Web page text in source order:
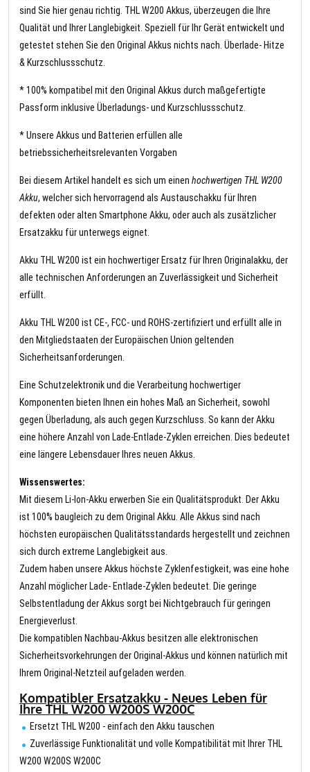
sind Sie hier genau richtig. THL W200 Akkus, überzeugen die Ihre
Qualität und Ihrer Langlebigkeit. Speziell für Ihr Gerät entwickelt und
getestet stehen Sie den Original Akkus nichts nach. Überlade- Hitze
& Kurzschlussschutz.
* 100% kompatibel mit den Original Akkus durch maßgefertigte
Passform inklusive Überladungs- und Kurzschlussschutz.
* Unsere Akkus und Batterien erfüllen alle
betriebssicherheitsrelevanten Vorgaben
Bei diesem Artikel handelt es sich um einen hochwertigen THL W200
Akku, welcher sich hervorragend als Austauschakku für Ihren
defekten oder alten Smartphone Akku, oder auch als zusätzlicher
Ersatzakku für unterwegs eignet.
Akku THL W200 ist ein hochwertiger Ersatz für Ihren Originalakku, der
alle technischen Anforderungen an Zuverlässigkeit und Sicherheit
erfüllt.
Akku THL W200 ist CE-, FCC- und ROHS-zertifiziert und erfüllt alle in
den Mitgliedstaaten der Europäischen Union geltenden
Sicherheitsanforderungen.
Eine Schutzelektronik und die Verarbeitung hochwertiger
Komponenten bieten Ihnen ein hohes Maß an Sicherheit, sowohl
gegen Überladung, als auch gegen Kurzschluss. So kann der Akku
eine höhere Anzahl von Lade-Entlade-Zyklen erreichen. Dies bedeutet
eine längere Lebensdauer Ihres neuen Akkus.
Wissenswertes:
Mit diesem Li-Ion-Akku erwerben Sie ein Qualitätsprodukt. Der Akku
ist 100% baugleich zu dem Original Akku. Alle Akkus sind nach
höchsten europäischen Qualitätsstandards hergestellt und zeichnen
sich durch extreme Langlebigkeit aus.
Zudem haben unsere Akkus höchste Zyklenfestigkeit, was eine hohe
Anzahl möglicher Lade- Entlade-Zyklen bedeutet. Die geringe
Selbstentladung der Akkus sorgt bei Nichtgebrauch für geringen
Energieverlust.
Die kompatiblen Nachbau-Akkus besitzen alle elektronischen
Sicherheitsvorkehrungen der Original-Akkus und können natürlich mit
Ihrem Original-Netzteil aufgeladen werden.
Kompatibler Ersatzakku - Neues Leben für
Ihre THL W200 W200S W200C
Ersetzt THL W200 - einfach den Akku tauschen
Zuverlässige Funktionalität und volle Kompatibilität mit Ihrer THL
W200 W200S W200C